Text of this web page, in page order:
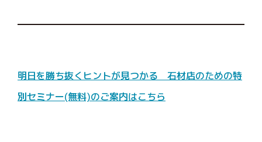
明日を勝ち抜くヒントが見つかる 石材店のための特
別セミナー(無料)のご案内はこちら